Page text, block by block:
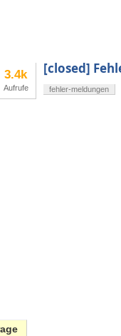
3.4k
Aufrufe
[closed]
fehler-meldungen